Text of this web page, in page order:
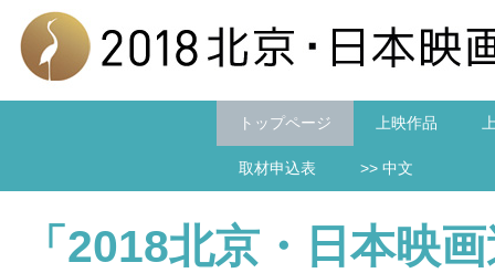
トップページ 上映作品
取材申込表 >> 中文
「2018北京・日本映